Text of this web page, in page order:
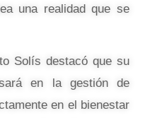
una realidad que se
Solís destacó que su
en la gestión de
en el bienestar